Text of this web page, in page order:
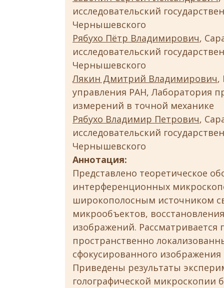
исследовательский
Чернышевского
Рябухо Пётр Владимирович,
исследовательский
Чернышевского
Лякин Дмитрий Владимирович,
управления РАН, Лаборатория
измерений в точной механике
Рябухо Владимир Петрович,
исследовательский
Чернышевского
Аннотация:
Представлено теоретическое
интерференционных
широкополосным источником
микрообъектов,
изображений.
пространственно
сфокусированного
Приведены результаты
голографической микроскопии